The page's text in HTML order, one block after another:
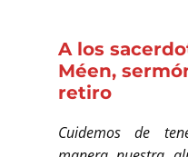
A los
Méen,
retiro
Cuidemos de